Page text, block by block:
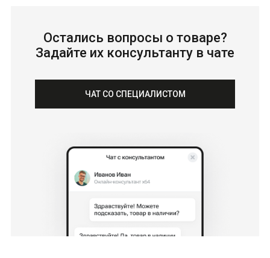
Остались вопросы о товаре?
Задайте их консультанту в чате
ЧАТ СО СПЕЦИАЛИСТОМ